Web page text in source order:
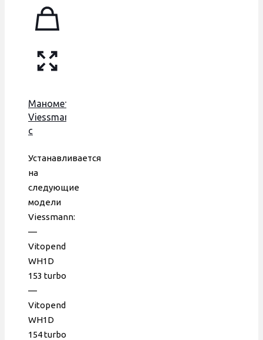
Манометр
Viessmann,
с
трубкой,
7828644,
7834985
Устанавливается
на
следующие
модели
Viessmann:
—
Vitopend
WH1D
153 turbo
—
Vitopend
WH1D
154 turbo